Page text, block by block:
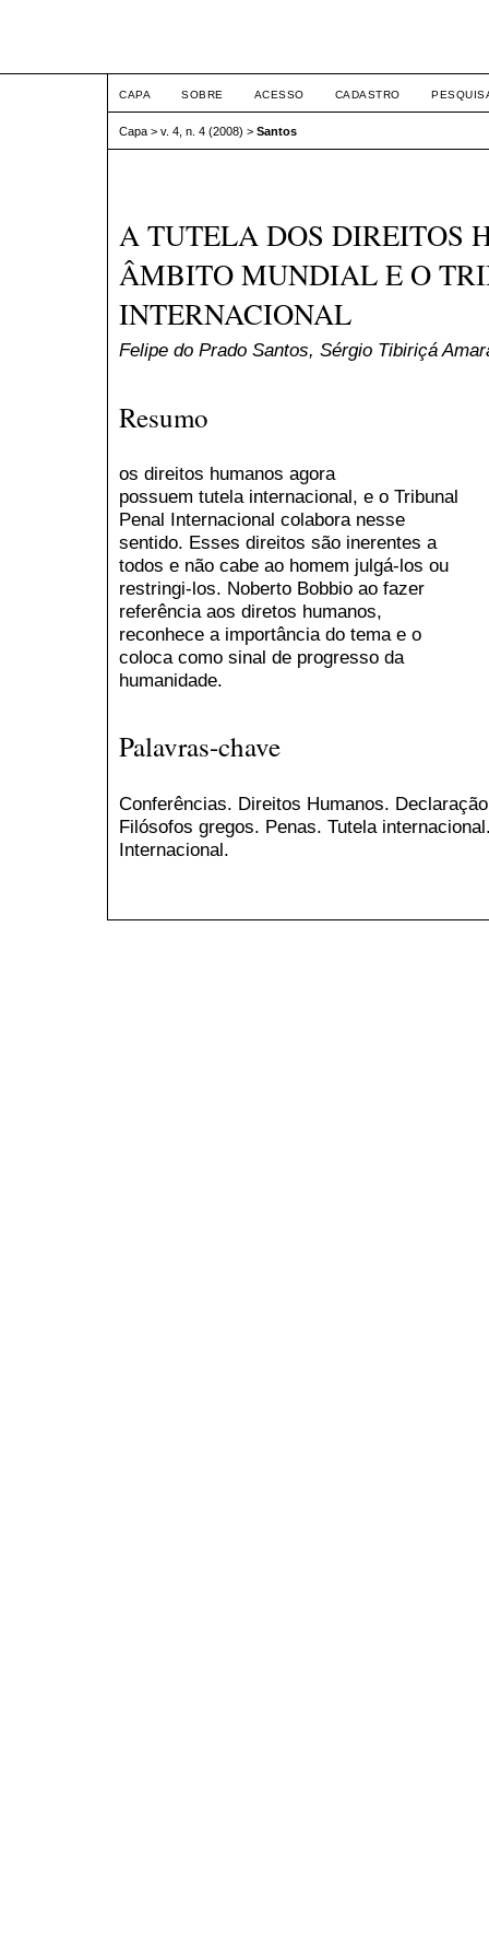
CAPA SOBRE ACESSO CADASTRO
Capa > v. 4, n. 4 (2008) > Santos
A TUTELA DOS DIREITOS
ÂMBITO MUNDIAL E O
INTERNACIONAL
Felipe do Prado Santos, Sérgio Tibiriçá
Resumo
os direitos humanos agora
possuem tutela internacional, e o Tribunal
Penal Internacional colabora nesse
sentido. Esses direitos são inerentes a
todos e não cabe ao homem julgá-los ou
restringi-los. Noberto Bobbio ao fazer
referência aos diretos humanos,
reconhece a importância do tema e o
coloca como sinal de progresso da
humanidade.
Palavras-chave
Conferências. Direitos Humanos.
Filósofos gregos. Penas. Tutela
Internacional.